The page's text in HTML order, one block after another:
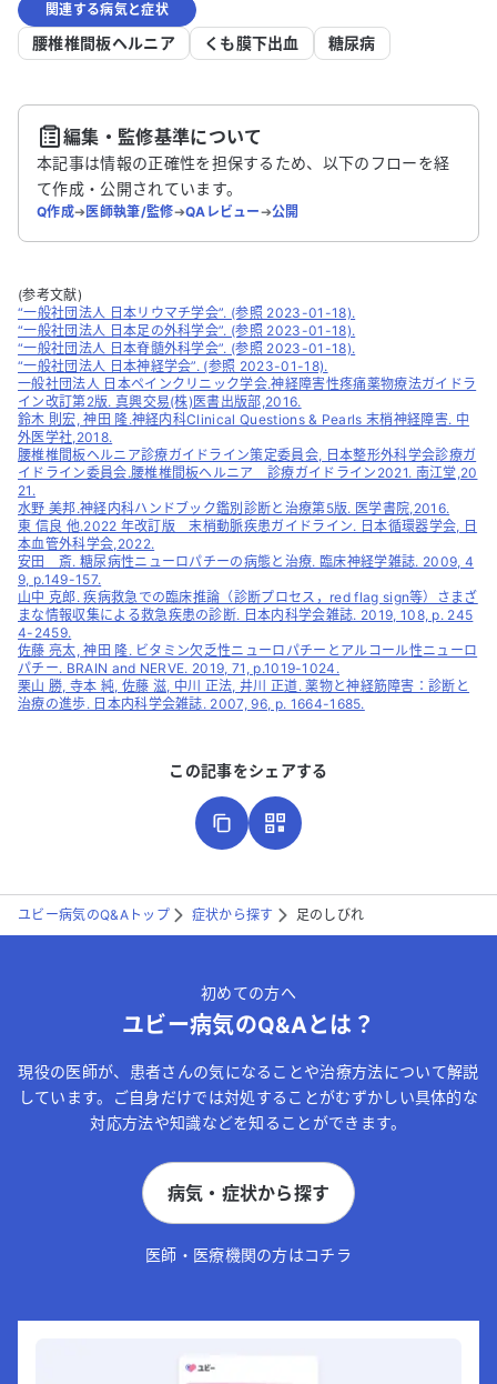
関連する病気と症状
腰椎椎間板ヘルニア くも膜下出血 糖尿病
編集・監修基準について
本記事は情報の正確性を担保するため、以下のフローを経
て作成・公開されています。
Q作成➔医師執筆/監修➔QAレビュー➔公開
(参考文献)
“一般社団法人 日本リウマチ学会”. (参照 2023-01-18).
“一般社団法人 日本足の外科学会”. (参照 2023-01-18).
“一般社団法人 日本脊髄外科学会”. (参照 2023-01-18).
“一般社団法人 日本神経学会”. (参照 2023-01-18).
一般社団法人 日本ペインクリニック学会.神経障害性疼痛薬物療法ガイドラ
イン改訂第2版. 真興交易(株)医書出版部,2016.
鈴木 則宏, 神田 隆.神経内科Clinical Questions & Pearls 末梢神経障害. 中
外医学社,2018.
腰椎椎間板ヘルニア診療ガイドライン策定委員会, 日本整形外科学会診療ガ
イドライン委員会.腰椎椎間板ヘルニア 診療ガイドライン2021. 南江堂,20
21.
水野 美邦.神経内科ハンドブック鑑別診断と治療第5版. 医学書院,2016.
東 信良 他.2022 年改訂版 末梢動脈疾患ガイドライン. 日本循環器学会, 日
本血管外科学会,2022.
安田 斎. 糖尿病性ニューロパチーの病態と治療. 臨床神経学雑誌. 2009, 4
9, p.149-157.
山中 克郎. 疾病救急での臨床推論（診断プロセス，red flag sign等）さまざ
まな情報収集による救急疾患の診断. 日本内科学会雑誌. 2019, 108, p. 245
4-2459.
佐藤 亮太, 神田 隆. ビタミン欠乏性ニューロパチーとアルコール性ニューロ
パチー. BRAIN and NERVE. 2019, 71, p.1019-1024.
栗山 勝, 寺本 純, 佐藤 滋, 中川 正法, 井川 正道. 薬物と神経筋障害：診断と
治療の進歩. 日本内科学会雑誌. 2007, 96, p. 1664-1685.
この記事をシェアする
ユビー病気のQ&Aトップ 症状から探す 足のしびれ
初めての方へ
ユビー病気のQ&Aとは？
現役の医師が、患者さんの気になることや治療方法について解説
しています。ご自身だけでは対処することがむずかしい具体的な
対応方法や知識などを知ることができます。
病気・症状から探す
医師・医療機関の方はコチラ